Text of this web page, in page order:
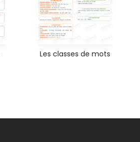
Les classes de mots